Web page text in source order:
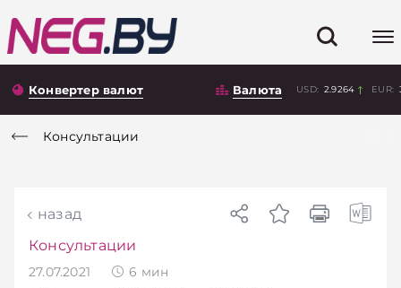
Конвертер валют Валюта USD: 2.9264 EUR:
Консультации
назад
Консультации
27.07.2021 6 мин